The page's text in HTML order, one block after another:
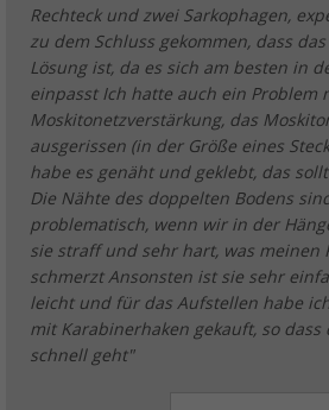
Rechteck und zwei Sarkophagen,
zu dem Schluss gekommen, dass
Lösung ist, da es sich am besten in
einpasst Ich hatte auch ein Problem
Moskitonetzverstärkung, das
ausgerissen (in der Größe eines
habe es genäht und geklebt, das
Die Nähte des doppelten Bodens
problematisch, wenn wir in der
sie straff und sehr hart, was meinen
schmerzt Ansonsten ist sie sehr
leicht und für das Aufstellen habe
mit Karabinerhaken gekauft, so dass
schnell geht"